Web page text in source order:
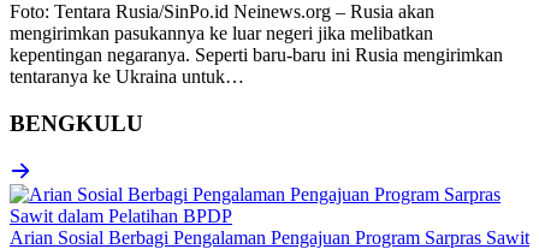
Foto: Tentara Rusia/SinPo.id Neinews.org – Rusia akan
mengirimkan pasukannya ke luar negeri jika melibatkan
kepentingan negaranya. Seperti baru-baru ini Rusia mengirimkan
tentaranya ke Ukraina untuk…
BENGKULU
Arian Sosial Berbagi Pengalaman Pengajuan Program Sarpras Sawit